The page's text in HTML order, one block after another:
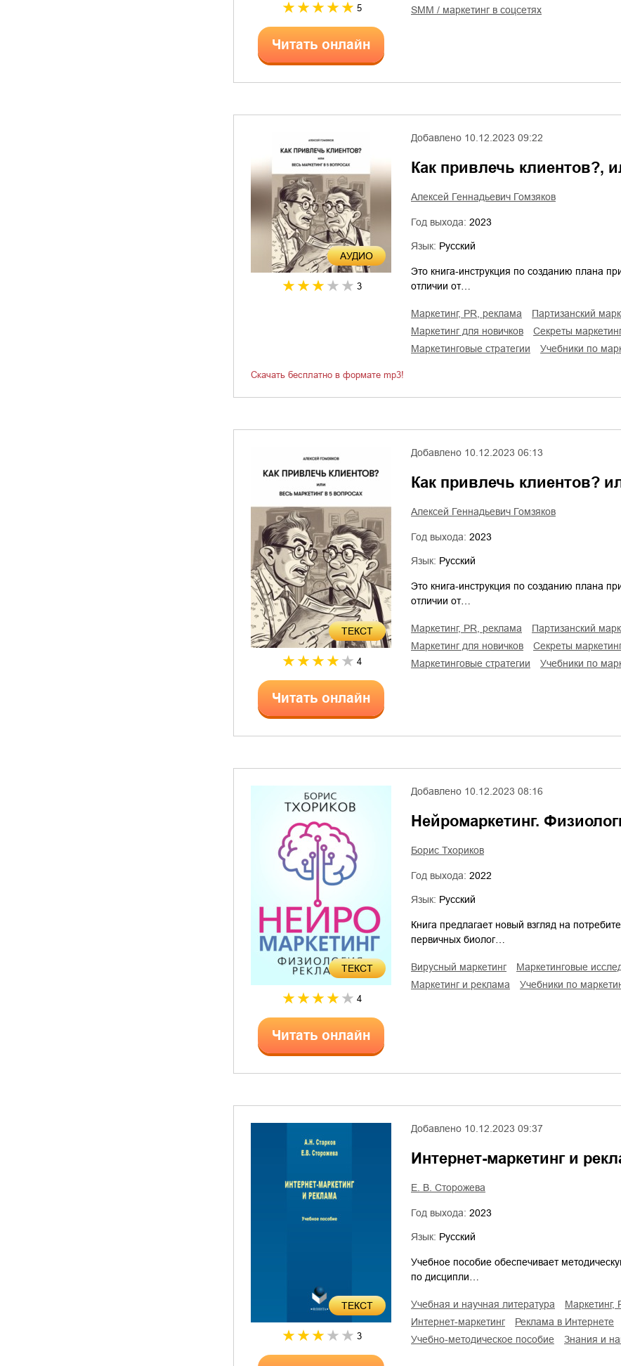
5
Читать онлайн
SMM / маркетинг в соцсетях
AУДИО
3
Добавлено 10.12.2023 09:22
Как привлечь клиентов?,
Алексей Геннадьевич Гомзяков
Год выхода: 2023
Язык: Русский
Это книга-инструкция по созданию плана
отличии от…
маркетинг, PR, реклама партизанский
маркетинг для новичков
секреты
маркетинговые стратегии
учебники по
Скачать бесплатно в формате mp3!
ТЕКСТ
4
Читать онлайн
Добавлено 10.12.2023 06:13
Как привлечь клиентов?
Алексей Геннадьевич Гомзяков
Год выхода: 2023
Язык: Русский
Это книга-инструкция по созданию плана
отличии от…
маркетинг, PR, реклама партизанский
маркетинг для новичков
секреты
маркетинговые стратегии
учебники по
ТЕКСТ
4
Читать онлайн
Добавлено 10.12.2023 08:16
Нейромаркетинг.
Борис Тхориков
Год выхода: 2022
Язык: Русский
Книга предлагает новый взгляд на
первичных биолог…
вирусный маркетинг маркетинговые
маркетинг и реклама
учебники по
ТЕКСТ
3
Добавлено 10.12.2023 09:37
Интернет-маркетинг и
Е. В. Сторожева
Год выхода: 2023
Язык: Русский
Учебное пособие обеспечивает
по дисципли…
учебная и научная литература
интернет-маркетинг
реклама в Интернете
учебно-методическое пособие
знания и